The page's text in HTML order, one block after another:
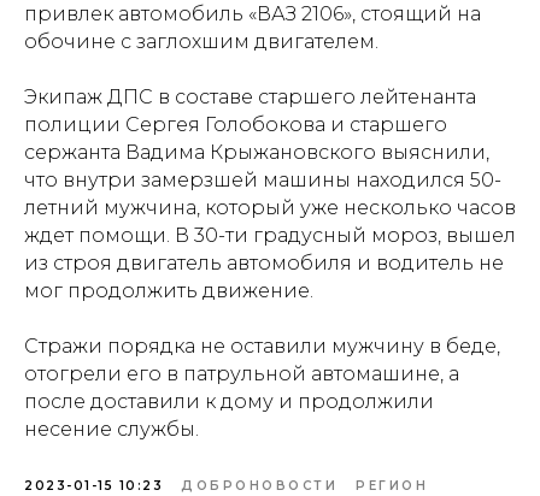
привлек автомобиль «ВАЗ 2106», стоящий на
обочине с заглохшим двигателем.
Экипаж ДПС в составе старшего лейтенанта
полиции Сергея Голобокова и старшего
сержанта Вадима Крыжановского выяснили,
что внутри замерзшей машины находился 50-
летний мужчина, который уже несколько часов
ждет помощи. В 30-ти градусный мороз, вышел
из строя двигатель автомобиля и водитель не
мог продолжить движение.
Стражи порядка не оставили мужчину в беде,
отогрели его в патрульной автомашине, а
после доставили к дому и продолжили
несение службы.
2023-01-15 10:23 ДОБРОНОВОСТИ РЕГИОН